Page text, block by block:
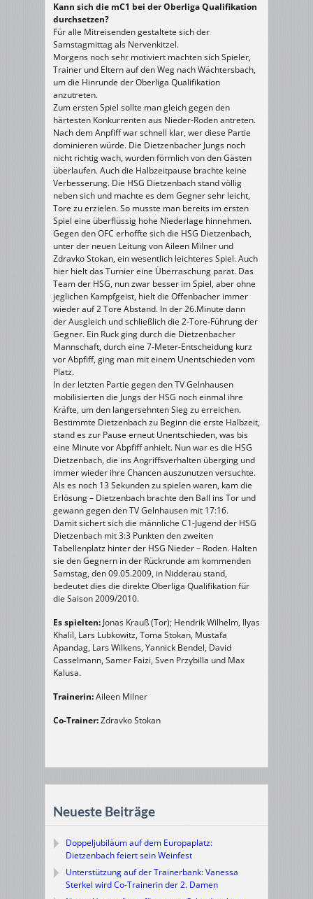
Kann sich die mC1 bei der Oberliga Qualifikation
durchsetzen?
Für alle Mitreisenden gestaltete sich der
Samstagmittag als Nervenkitzel.
Morgens noch sehr motiviert machten sich Spieler,
Trainer und Eltern auf den Weg nach Wächtersbach,
um die Hinrunde der Oberliga Qualifikation
anzutreten.
Zum ersten Spiel sollte man gleich gegen den
härtesten Konkurrenten aus Nieder-Roden antreten.
Nach dem Anpfiff war schnell klar, wer diese Partie
dominieren würde. Die Dietzenbacher Jungs noch
nicht richtig wach, wurden förmlich von den Gästen
überlaufen. Auch die Halbzeitpause brachte keine
Verbesserung. Die HSG Dietzenbach stand völlig
neben sich und machte es dem Gegner sehr leicht,
Tore zu erzielen. So musste man bereits im ersten
Spiel eine überflüssig hohe Niederlage hinnehmen.
Gegen den OFC erhoffte sich die HSG Dietzenbach,
unter der neuen Leitung von Aileen Milner und
Zdravko Stokan, ein wesentlich leichteres Spiel. Auch
hier hielt das Turnier eine Überraschung parat. Das
Team der HSG, nun zwar besser im Spiel, aber ohne
jeglichen Kampfgeist, hielt die Offenbacher immer
wieder auf 2 Tore Abstand. In der 26.Minute dann
der Ausgleich und schließlich die 2-Tore-Führung der
Gegner. Ein Ruck ging durch die Dietzenbacher
Mannschaft, durch eine 7-Meter-Entscheidung kurz
vor Abpfiff, ging man mit einem Unentschieden vom
Platz.
In der letzten Partie gegen den TV Gelnhausen
mobilisierten die Jungs der HSG noch einmal ihre
Kräfte, um den langersehnten Sieg zu erreichen.
Bestimmte Dietzenbach zu Beginn die erste Halbzeit,
stand es zur Pause erneut Unentschieden, was bis
eine Minute vor Abpfiff anhielt. Nun war es die HSG
Dietzenbach, die ins Angriffsverhalten überging und
immer wieder ihre Chancen auszunutzen versuchte.
Als es noch 13 Sekunden zu spielen waren, kam die
Erlösung – Dietzenbach brachte den Ball ins Tor und
gewann gegen den TV Gelnhausen mit 17:16.
Damit sichert sich die männliche C1-Jugend der HSG
Dietzenbach mit 3:3 Punkten den zweiten
Tabellenplatz hinter der HSG Nieder – Roden. Halten
sie den Gegnern in der Rückrunde am kommenden
Samstag, den 09.05.2009, in Nidderau stand,
bedeutet dies die direkte Oberliga Qualifikation für
die Saison 2009/2010.
Es spielten: Jonas Krauß (Tor); Hendrik Wilhelm, Ilyas
Khalil, Lars Lubkowitz, Toma Stokan, Mustafa
Apandag, Lars Wilkens, Yannick Bendel, David
Casselmann, Samer Faizi, Sven Przybilla und Max
Kalusa.
Trainerin:Aileen Milner
Co-Trainer:Zdravko Stokan
Neueste Beiträge
Doppeljubiläum auf dem Europaplatz:
Dietzenbach feiert sein Weinfest
Unterstützung auf der Trainerbank: Vanessa
Sterkel wird Co-Trainerin der 2. Damen